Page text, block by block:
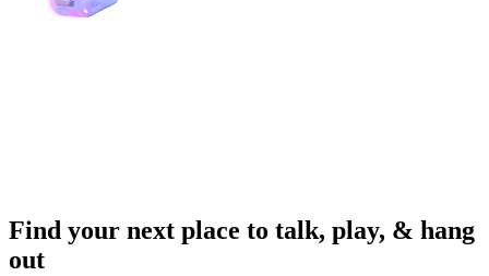
Find your next place to talk, play, & hang
out